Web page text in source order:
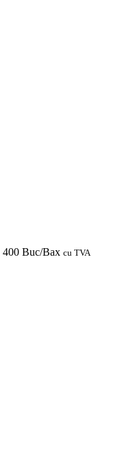
400 Buc/Bax cu TVA